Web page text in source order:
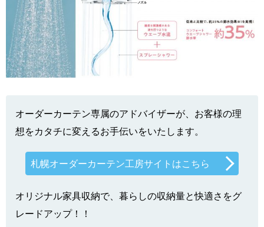
オーダーカーテン専属のアドバイザーが、お客様の理
想をカタチに変えるお手伝いをいたします。
札幌オーダーカーテン工房サイトはこちら
オリジナル家具収納で、暮らしの収納量と快適さをグ
レードアップ！！